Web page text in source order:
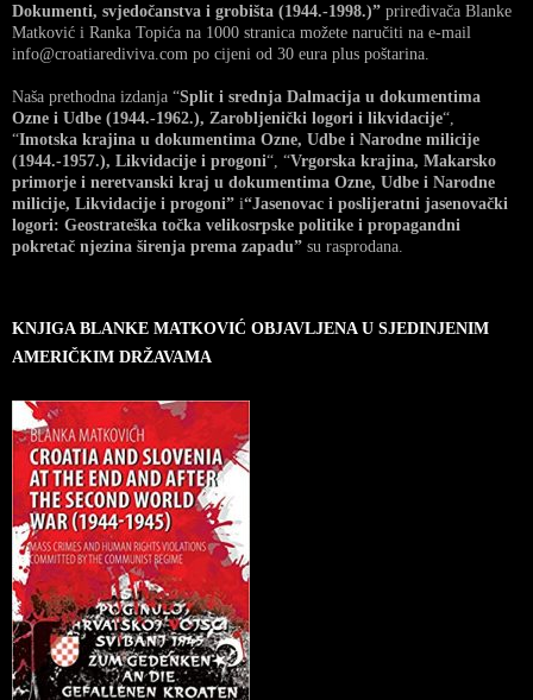
Dokumenti, svjedočanstva i grobišta (1944.-1998.)” priređivača Blanke
Matković i Ranka Topića na 1000 stranica možete naručiti na e-mail
info@croatiarediviva.com po cijeni od 30 eura plus poštarina.
Naša prethodna izdanja “Split i srednja Dalmacija u dokumentima
Ozne i Udbe (1944.-1962.), Zarobljenički logori i likvidacije“,
“Imotska krajina u dokumentima Ozne, Udbe i Narodne milicije
(1944.-1957.), Likvidacije i progoni“, “Vrgorska krajina, Makarsko
primorje i neretvanski kraj u dokumentima Ozne, Udbe i Narodne
milicije, Likvidacije i progoni” i“Jasenovac i poslijeratni jasenovački
logori: Geostrateška točka velikosrpske politike i propagandni
pokretač njezina širenja prema zapadu” su rasprodana.
KNJIGA BLANKE MATKOVIĆ OBJAVLJENA U SJEDINJENIM
AMERIČKIM DRŽAVAMA